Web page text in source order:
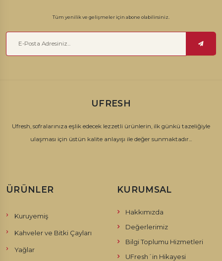
Tüm yenilik ve gelişmeler için abone olabilirsiniz.
UFRESH
Ufresh, sofralarınıza eşlik edecek lezzetli ürünlerin, ilk günkü tazeliğiyle
ulaşması için üstün kalite anlayışı ile değer sunmaktadır...
ÜRÜNLER
Kuruyemiş
Kahveler ve Bitki Çayları
Yağlar
KURUMSAL
Hakkımızda
Değerlerimiz
Bilgi Toplumu Hizmetleri
UFresh´in Hikayesi